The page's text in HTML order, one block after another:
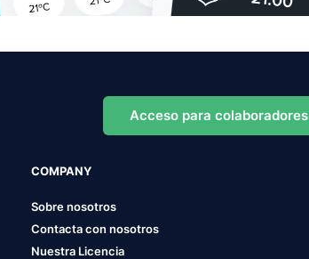
Acceso para colaboradores
COMPANY
Sobre nosotros
Contacta con nosotros
Nuestra Licencia